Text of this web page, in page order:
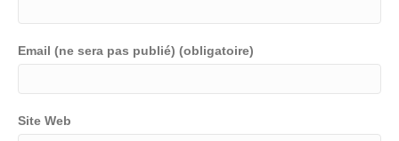
Email (ne sera pas publié) (obligatoire)
Site Web